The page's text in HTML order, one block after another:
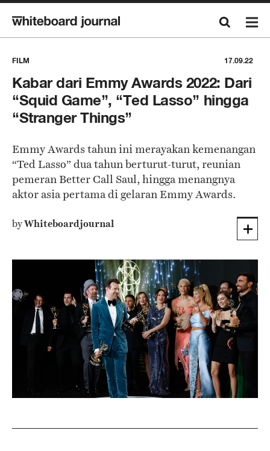
FILM 17.09.22
Kabar dari Emmy Awards 2022: Dari
“Squid Game”, “Ted Lasso” hingga
“Stranger Things”
Emmy Awards tahun ini merayakan kemenangan
“Ted Lasso” dua tahun berturut-turut, reunian
pemeran Better Call Saul, hingga menangnya
aktor asia pertama di gelaran Emmy Awards.
byWhiteboardjournal